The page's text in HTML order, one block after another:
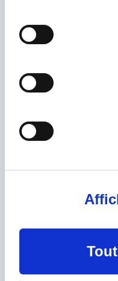
fournies ou
services.